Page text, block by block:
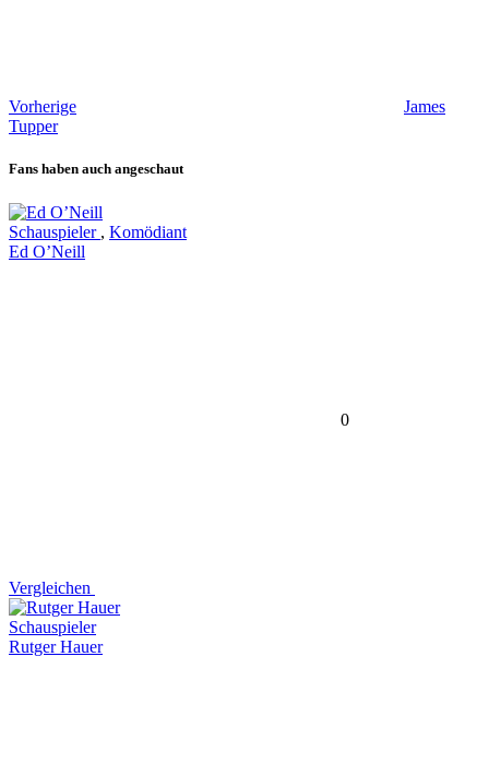
Vorherige
James
Tupper
Fans haben auch angeschaut
Schauspieler , Komödiant
Ed O’Neill
0
Vergleichen
Schauspieler
Rutger Hauer